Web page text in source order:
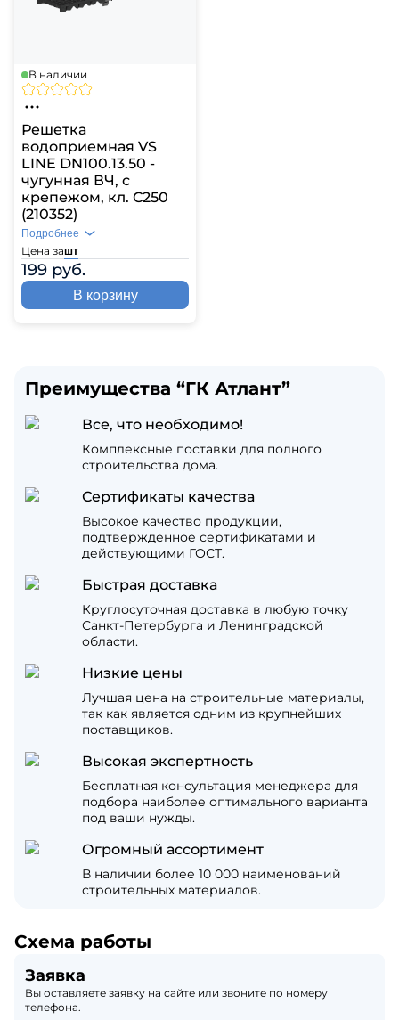
В наличии
Решетка
водоприемная VS
LINE DN100.13.50 -
чугунная ВЧ, с
крепежом, кл. С250
(210352)
Цена зашт
199 руб.
Подробнее
В корзину
Преимущества “ГК Атлант”
Все, что необходимо!
Комплексные поставки для полного
строительства дома.
Сертификаты качества
Высокое качество продукции,
подтвержденное сертификатами и
действующими ГОСТ.
Быстрая доставка
Круглосуточная доставка в любую точку
Санкт-Петербурга и Ленинградской
области.
Низкие цены
Лучшая цена на строительные материалы,
так как является одним из крупнейших
поставщиков.
Высокая экспертность
Бесплатная консультация менеджера для
подбора наиболее оптимального варианта
под ваши нужды.
Огромный ассортимент
В наличии более 10 000 наименований
строительных материалов.
Схема работы
Заявка
Вы оставляете заявку на сайте или звоните по номеру
телефона.